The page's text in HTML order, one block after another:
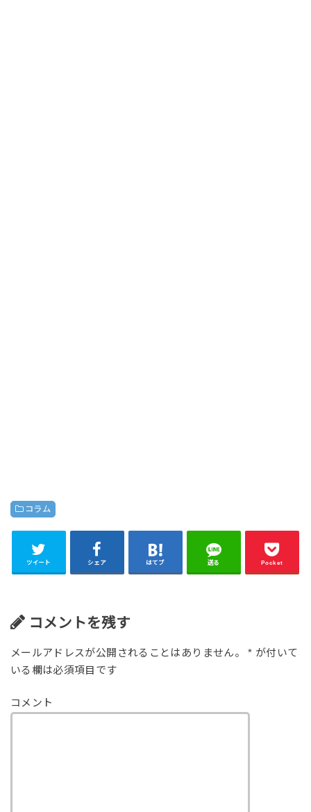
コラム
ツイート シェア はてブ 送る Pocket
コメントを残す
メールアドレスが公開されることはありません。 * が付いて
いる欄は必須項目です
コメント